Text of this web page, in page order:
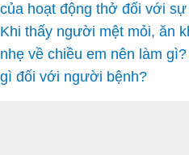
của hoạt động thở đối với
Khi thấy người mệt mỏi, ăn
nhẹ về chiều em nên làm
gì đối với người bệnh?